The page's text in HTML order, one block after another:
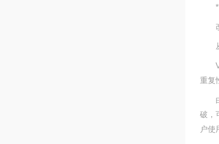
**
改
从
重复
由
破，
户使